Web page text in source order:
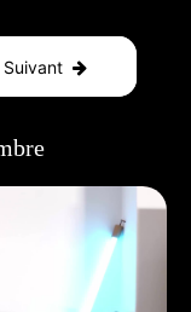
Suivant